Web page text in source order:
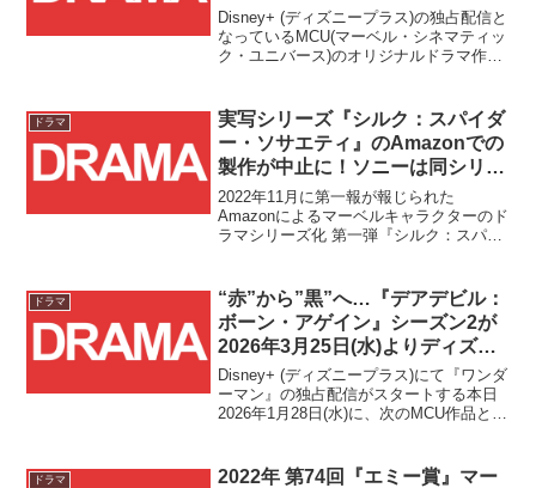
発売！！
Disney+ (ディズニープラス)の独占配信と
なっているMCU(マーベル・シネマティッ
ク・ユニバース)のオリジナルドラマ作品
ョンが2025/2/5(水)...
ドラマ
実写シリーズ『シルク：スパイダ
ー・ソサエティ』のAmazonでの
製作が中止に！ソニーは同シリー
ズ映像化の契約先を模索中！?
2022年11月に第一報が報じられた
Amazonによるマーベルキャラクターのド
ラマシリーズ化 第一弾『シルク：スパイ
たことを米国Variety様が報じました。
ドラマ
“赤”から”黒”へ…『デアデビル：
ボーン・アゲイン』シーズン2が
2026年3月25日(水)よりディズニ
ープラス独占配信決定！！
Disney+ (ディズニープラス)にて『ワンダ
ーマン』の独占配信がスタートする本日
2026年1月28日(水)に、次のMCU作品とな
た！！Disney+ (ディズニープ...
ドラマ
2022年 第74回『エミー賞』マー